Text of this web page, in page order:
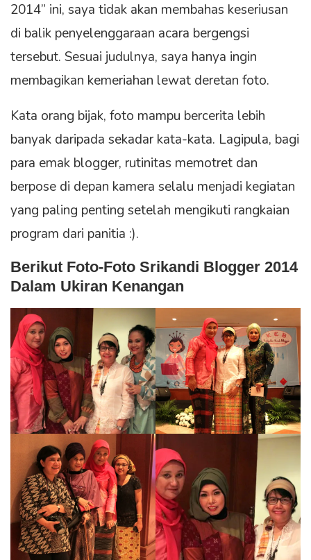
2014” ini, saya tidak akan membahas keseriusan
di balik penyelenggaraan acara bergengsi
tersebut. Sesuai judulnya, saya hanya ingin
membagikan kemeriahan lewat deretan foto.
Kata orang bijak, foto mampu bercerita lebih
banyak daripada sekadar kata-kata. Lagipula, bagi
para emak blogger, rutinitas memotret dan
berpose di depan kamera selalu menjadi kegiatan
yang paling penting setelah mengikuti rangkaian
program dari panitia :).
Berikut Foto-Foto Srikandi Blogger 2014
Dalam Ukiran Kenangan